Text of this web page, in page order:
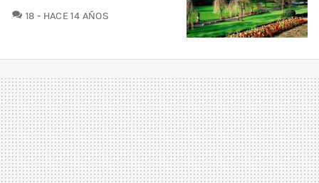
18 COMENTARIOS
HACE 14 AÑOS